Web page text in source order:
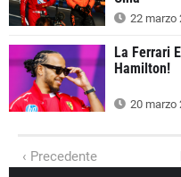
22 marzo
La Ferrari
Hamilton!
20 marzo
‹ Precedente